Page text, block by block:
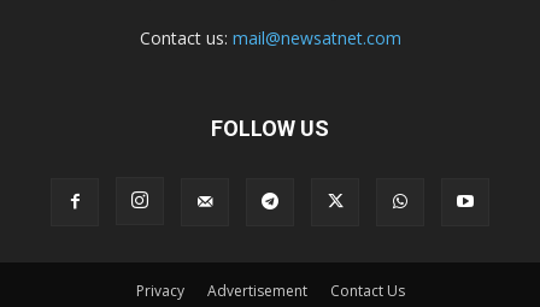
Contact us: mail@newsatnet.com
FOLLOW US
Privacy Advertisement Contact Us